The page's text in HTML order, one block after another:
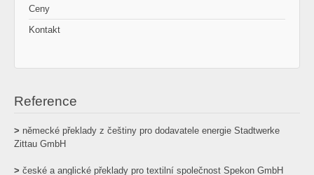
Ceny
Kontakt
Reference
> německé překlady z češtiny pro dodavatele energie Stadtwerke
Zittau GmbH
> české a anglické překlady pro textilní společnost Spekon GmbH